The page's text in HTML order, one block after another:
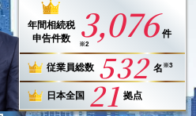
年間相続税
申告件数
3,076 件
※2
従業員総数 532 名 ※3
日本全国 21 拠点